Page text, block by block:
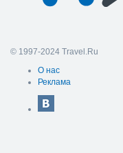
© 1997-2024 Travel.Ru
О нас
Реклама